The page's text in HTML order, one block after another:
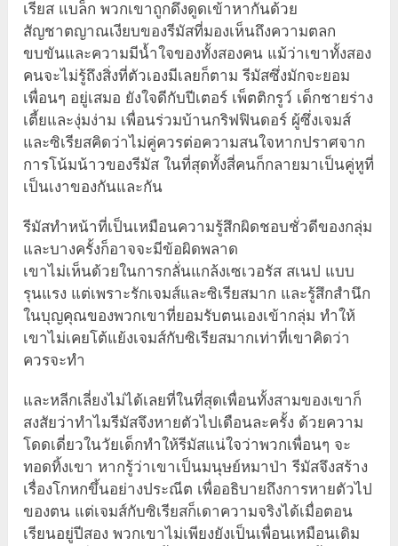
เรียส แบล็ก พวกเขาถูกดึงดูดเข้าหากันด้วย
สัญชาตญาณเงียบของรีมัสที่มองเห็นถึงความตลก
ขบขันและความมีน้ำใจของทั้งสองคน แม้ว่าเขาทั้งสอง
คนจะไม่รู้ถึงสิ่งที่ตัวเองมีเลยก็ตาม รีมัสซึ่งมักจะยอม
เพื่อนๆ อยู่เสมอ ยังใจดีกับปีเตอร์ เพ็ตติกรูว์ เด็กชายร่าง
เตี้ยและงุ่มง่าม เพื่อนร่วมบ้านกริฟฟินดอร์ ผู้ซึ่งเจมส์
และซิเรียสคิดว่าไม่คู่ควรต่อความสนใจหากปราศจาก
การโน้มน้าวของรีมัส ในที่สุดทั้งสี่คนก็กลายมาเป็นคู่หูที่
เป็นเงาของกันและกัน
รีมัสทำหน้าที่เป็นเหมือนความรู้สึกผิดชอบชั่วดีของกลุ่ม
และบางครั้งก็อาจจะมีข้อผิดพลาด
เขาไม่เห็นด้วยในการกลั่นแกล้งเซเวอรัส สเนป แบบ
รุนแรง แต่เพราะรักเจมส์และซิเรียสมาก และรู้สึกสำนึก
ในบุญคุณของพวกเขาที่ยอมรับตนเองเข้ากลุ่ม ทำให้
เขาไม่เคยโต้แย้งเจมส์กับซิเรียสมากเท่าที่เขาคิดว่า
ควรจะทำ
และหลีกเลี่ยงไม่ได้เลยที่ในที่สุดเพื่อนทั้งสามของเขาก็
สงสัยว่าทำไมรีมัสจึงหายตัวไปเดือนละครั้ง ด้วยความ
โดดเดี่ยวในวัยเด็กทำให้รีมัสแน่ใจว่าพวกเพื่อนๆ จะ
ทอดทิ้งเขา หากรู้ว่าเขาเป็นมนุษย์หมาป่า รีมัสจึงสร้าง
เรื่องโกหกขึ้นอย่างประณีต เพื่ออธิบายถึงการหายตัวไป
ของตน แต่เจมส์กับซิเรียสก็เดาความจริงได้เมื่อตอน
เรียนอยู่ปีสอง พวกเขาไม่เพียงยังเป็นเพื่อนเหมือนเดิม